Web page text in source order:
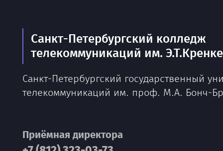
Санкт-Петербургский колледж
телекоммуникаций им.
Санкт-Петербургский государственный
телекоммуникаций им. проф. М.А. Бонч-
Приёмная директора